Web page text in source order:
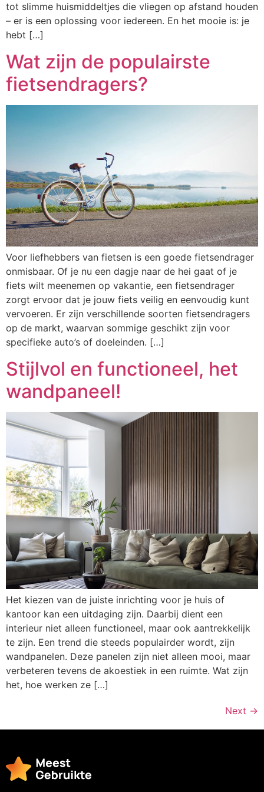
tot slimme huismiddeltjes die vliegen op afstand houden
– er is een oplossing voor iedereen. En het mooie is: je
hebt […]
Wat zijn de populairste
fietsendragers?
Voor liefhebbers van fietsen is een goede fietsendrager
onmisbaar. Of je nu een dagje naar de hei gaat of je
fiets wilt meenemen op vakantie, een fietsendrager
zorgt ervoor dat je jouw fiets veilig en eenvoudig kunt
vervoeren. Er zijn verschillende soorten fietsendragers
op de markt, waarvan sommige geschikt zijn voor
specifieke auto’s of doeleinden. […]
Stijlvol en functioneel, het
wandpaneel!
Het kiezen van de juiste inrichting voor je huis of
kantoor kan een uitdaging zijn. Daarbij dient een
interieur niet alleen functioneel, maar ook aantrekkelijk
te zijn. Een trend die steeds populairder wordt, zijn
wandpanelen. Deze panelen zijn niet alleen mooi, maar
verbeteren tevens de akoestiek in een ruimte. Wat zijn
het, hoe werken ze […]
Next →